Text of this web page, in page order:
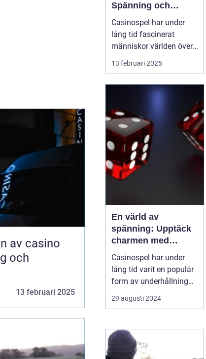
av casino
och
13 februari 2025
Spänning och
underhållning
Casinospel har under
lång tid fascinerat
människor världen över
med sin unika
och tur. Från de
traditionella spelhålorna
i Las Vegas till dagens
moderna
onlineplattformar har ...
13 februari 2025
En värld av
spänning: Upptäck
charmen med
casino
Casinospel har under
lång tid varit en populär
form av underhållning
världen över. Från de
glittrande casinogolven i
spelhallarnas neonljus
online, erbjuder
casinovärlden en unik
29 augusti 2024